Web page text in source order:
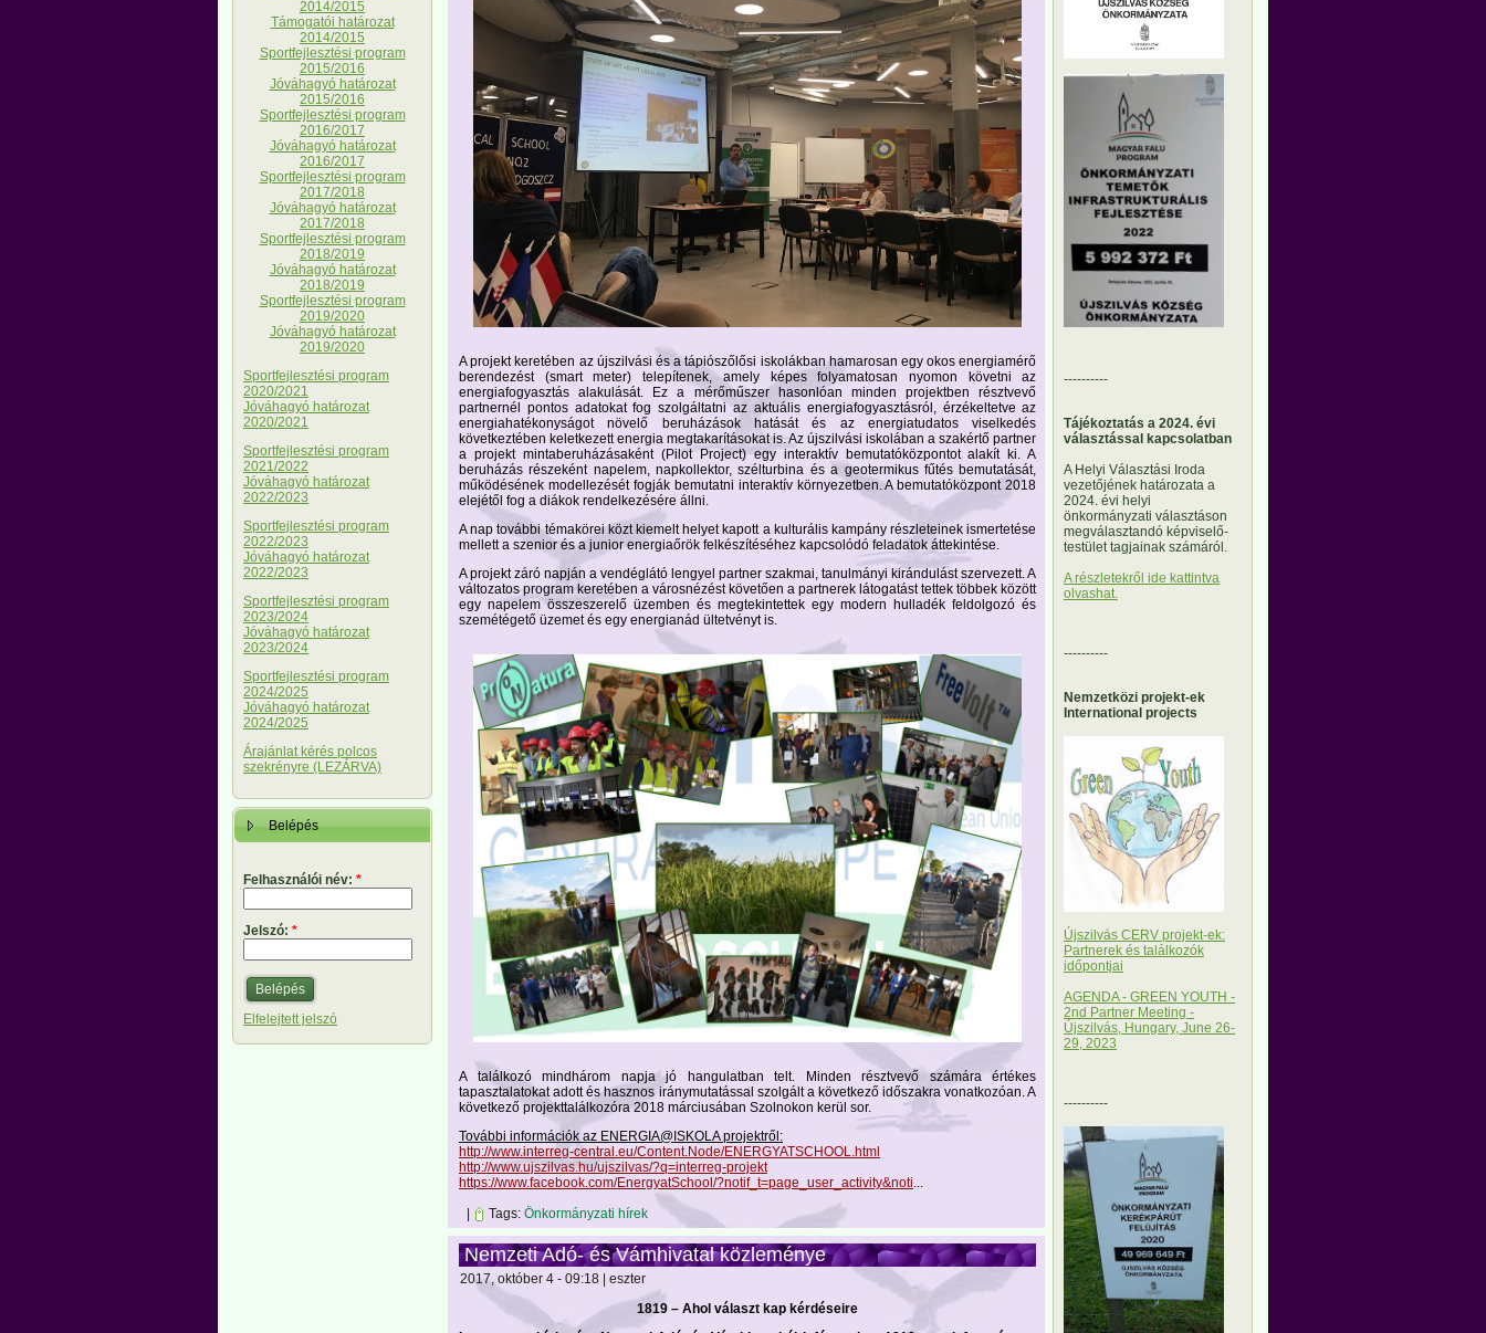
2014/2015
Támogatói határozat
2014/2015
Sportfejlesztési program
2015/2016
Jóváhagyó határozat
2015/2016
Sportfejlesztési program
2016/2017
Jóváhagyó határozat
2016/2017
Sportfejlesztési program
2017/2018
Jóváhagyó határozat
2017/2018
Sportfejlesztési program
2018/2019
Jóváhagyó határozat
2018/2019
Sportfejlesztési program
2019/2020
Jóváhagyó határozat
2019/2020
Sportfejlesztési program
2020/2021
Jóváhagyó határozat
2020/2021
Sportfejlesztési program
2021/2022
Jóváhagyó határozat
2022/2023
Sportfejlesztési program
2022/2023
Jóváhagyó határozat
2022/2023
Sportfejlesztési program
2023/2024
Jóváhagyó határozat
2023/2024
Sportfejlesztési program
2024/2025
Jóváhagyó határozat
2024/2025
Árajánlat kérés polcos
szekrényre (LEZÁRVA)
Belépés
Felhasználói név: *
Jelszó: *
Elfelejtett jelszó
A projekt keretében az újszilvási és a tápiószőlősi iskolákban hamarosan egy okos energiamérő
berendezést (smart meter) telepítenek, amely képes folyamatosan nyomon követni az
energiafogyasztás alakulását. Ez a mérőműszer hasonlóan minden projektben résztvevő
partnernél pontos adatokat fog szolgáltatni az aktuális energiafogyasztásról, érzékeltetve az
energiahatékonyságot növelő beruházások hatását és az energiatudatos viselkedés
következtében keletkezett energia megtakarításokat is. Az újszilvási iskolában a szakértő partner
a projekt mintaberuházásaként (Pilot Project) egy interaktív bemutatóközpontot alakít ki. A
beruházás részeként napelem, napkollektor, szélturbina és a geotermikus fűtés bemutatását,
működésének modellezését fogják bemutatni interaktív környezetben. A bemutatóközpont 2018
elejétől fog a diákok rendelkezésére állni.
A nap további témakörei közt kiemelt helyet kapott a kulturális kampány részleteinek ismertetése
mellett a szenior és a junior energiaőrök felkészítéséhez kapcsolódó feladatok áttekintése.
A projekt záró napján a vendéglátó lengyel partner szakmai, tanulmányi kirándulást szervezett. A
változatos program keretében a városnézést követően a partnerek látogatást tettek többek között
egy napelem összeszerelő üzemben és megtekintettek egy modern hulladék feldolgozó és
szemétégető üzemet és egy energianád ültetvényt is.
A találkozó mindhárom napja jó hangulatban telt. Minden résztvevő számára értékes
tapasztalatokat adott és hasznos iránymutatással szolgált a következő időszakra vonatkozóan. A
következő projekttalálkozóra 2018 márciusában Szolnokon kerül sor.
További információk az ENERGIA@ISKOLA projektről:
http://www.interreg-central.eu/Content.Node/ENERGYATSCHOOL.html
http://www.ujszilvas.hu/ujszilvas/?q=interreg-projekt
https://www.facebook.com/EnergyatSchool/?notif_t=page_user_activity&noti...
|
Tags: Önkormányzati hírek
Nemzeti Adó- és Vámhivatal közleménye
2017, október 4 - 09:18 | eszter
1819 – Ahol választ kap kérdéseire
----------
Tájékoztatás a 2024. évi
választással kapcsolatban
A Helyi Választási Iroda
vezetőjének határozata a
2024. évi helyi
önkormányzati választáson
megválasztandó képviselő-
testület tagjainak számáról.
A részletekről ide kattintva
olvashat.
----------
Nemzetközi projekt-ek
International projects
Újszilvás CERV projekt-ek:
Partnerek és találkozók
időpontjai
AGENDA - GREEN YOUTH -
2nd Partner Meeting -
Újszilvás, Hungary, June 26-
29, 2023
----------